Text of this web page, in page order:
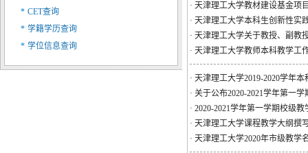
* CET查询
* 学籍学历查询
* 学位信息查询
· 天津理工大学教材建设基金项
· 天津理工大学本科生创新性实
· 天津理工大学关于教授、副教
· 天津理工大学教师本科教学工
· 天津理工大学2019-2020学年
· 关于公布2020-2021学年第一
· 2020-2021学年第一学期校级
· 天津理工大学课程教学大纲撰
· 天津理工大学2020年市级教学